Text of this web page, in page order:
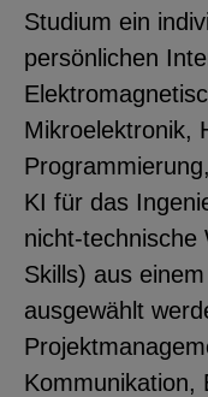
Studium ein
persönlichen
Mikroelektronik,
KI für das
nicht-technische
Skills) aus
ausgewählt
Kommunikation,